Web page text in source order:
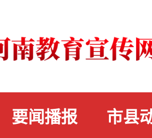
要闻播报 市县